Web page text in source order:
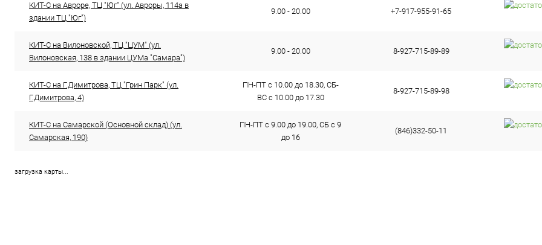
КИТ-С на Авроре, ТЦ "Юг" (ул. Авроры, 114а в
здании ТЦ "Юг")
9.00 - 20.00 +7-917-955-91-65
КИТ-С на Вилоновской, ТЦ "ЦУМ" (ул.
Вилоновская, 138 в здании ЦУМа "Самара")
9.00 - 20.00 8-927-715-89-89
КИТ-С на Г.Димитрова, ТЦ "Грин Парк" (ул.
Г.Димитрова, 4)
ПН-ПТ с 10.00 до 18.30, СБ-
ВС с 10.00 до 17.30
8-927-715-89-98
КИТ-С на Самарской (Основной склад) (ул.
Самарская, 190)
ПН-ПТ с 9.00 до 19.00, СБ с 9
до 16
(846)332-50-11
загрузка карты...